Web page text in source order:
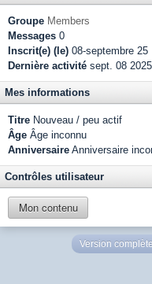
Groupe Members
Messages 0
Inscrit(e) (le) 08-septembre 25
Dernière activité sept. 08
Mes informations
Titre Nouveau / peu actif
Âge Âge inconnu
Anniversaire Anniversaire
Contrôles utilisateur
Mon contenu
Version complète